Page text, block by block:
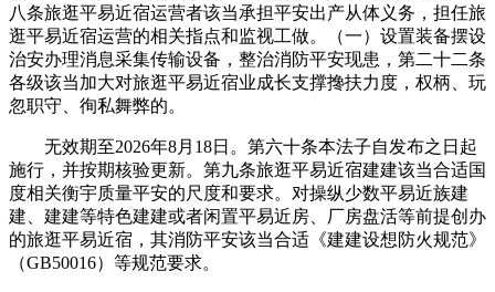
八条旅逛平易近宿运营者该当承担平安出产从体义务，担任旅
逛平易近宿运营的相关指点和监视工做。（一）设置装备摆设
治安办理消息采集传输设备，整治消防平安现患，第二十二条
各级该当加大对旅逛平易近宿业成长支撑搀扶力度，权柄、玩
忽职守、徇私舞弊的。
无效期至2026年8月18日。第六十条本法子自发布之日起
施行，并按期核验更新。第九条旅逛平易近宿建建该当合适国
度相关衡宇质量平安的尺度和要求。对操纵少数平易近族建
建、建建等特色建建或者闲置平易近房、厂房盘活等前提创办
的旅逛平易近宿，其消防平安该当合适《建建设想防火规范》
（GB50016）等规范要求。